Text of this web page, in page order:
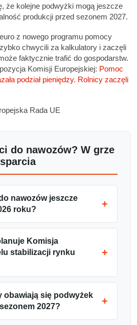
że kolejne podwyżki mogą jeszcze
produkcji przed sezonem 2027.
z nowego programu pomocy
chwycili za kalkulatory i zaczęli
faktycznie trafić do gospodarstw.
Komisji Europejskiej: Pomoc
podział pieniędzy. Rolnicy zaczęli
Rada UE
do nawozów? W grze
nawozów jeszcze
roku?
Komisja
stabilizacji rynku
obawiają się podwyżek
2027?